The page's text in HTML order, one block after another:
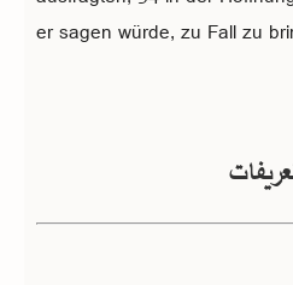
er sagen würde, zu Fall zu